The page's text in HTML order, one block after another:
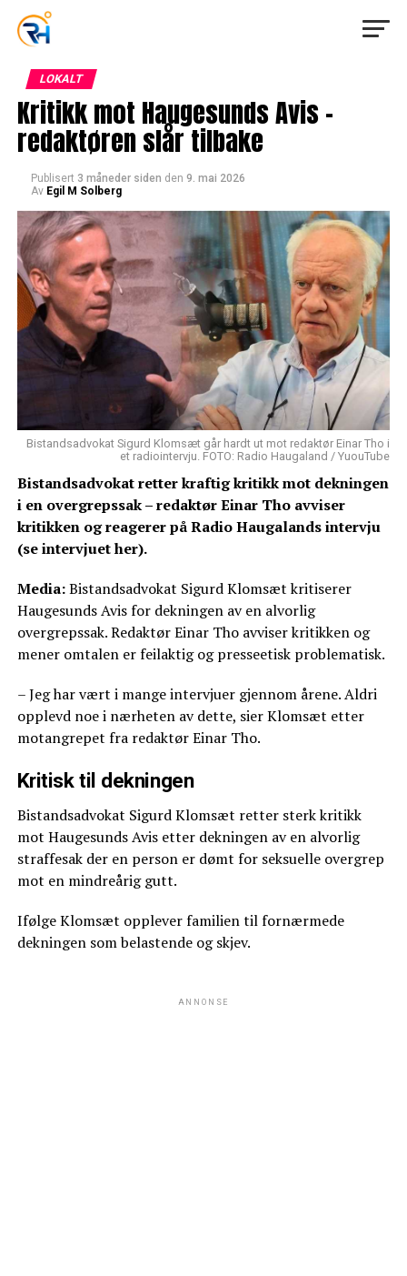
LOKALT
Kritikk mot Haugesunds Avis –
redaktøren slår tilbake
Publisert 3 måneder siden den 9. mai 2026
Av Egil M Solberg
Bistandsadvokat Sigurd Klomsæt går hardt ut mot redaktør Einar Tho i
et radiointervju. FOTO: Radio Haugaland / YuouTube
Bistandsadvokat retter kraftig kritikk mot dekningen
i en overgrepssak – redaktør Einar Tho avviser
kritikken og reagerer på Radio Haugalands intervju
(se intervjuet her).
Media:Bistandsadvokat Sigurd Klomsæt kritiserer
Haugesunds Avis for dekningen av en alvorlig
overgrepssak. Redaktør Einar Tho avviser kritikken og
mener omtalen er feilaktig og presseetisk problematisk.
– Jeg har vært i mange intervjuer gjennom årene. Aldri
opplevd noe i nærheten av dette, sier Klomsæt etter
motangrepet fra redaktør Einar Tho.
Kritisk til dekningen
Bistandsadvokat Sigurd Klomsæt retter sterk kritikk
mot Haugesunds Avis etter dekningen av en alvorlig
straffesak der en person er dømt for seksuelle overgrep
mot en mindreårig gutt.
Ifølge Klomsæt opplever familien til fornærmede
dekningen som belastende og skjev.
ANNONSE